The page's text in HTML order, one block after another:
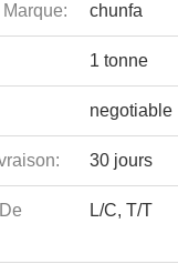
chunfa
1 tonne
negotiable
30 jours
L/C, T/T